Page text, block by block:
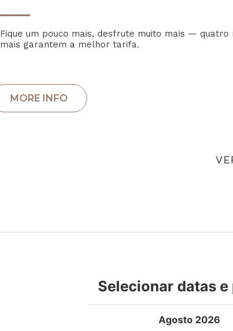
Fique um pouco mais, desfrute muito mais — quatro
mais garantem a melhor tarifa.
Selecionar datas e
Agosto 2026